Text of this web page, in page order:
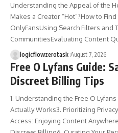
Understanding the Appeal of the
Makes a Creator “Hot”?How to
OnlyFansUsing Search Filters and
CommunitiesEvaluating Content
logicflowzerotask August 7, 2026
Free O Lyfans Guide:
Discreet Billing Tips
1. Understanding the Free O
Actually Works3. Prioritizing
Access: Enjoying Content